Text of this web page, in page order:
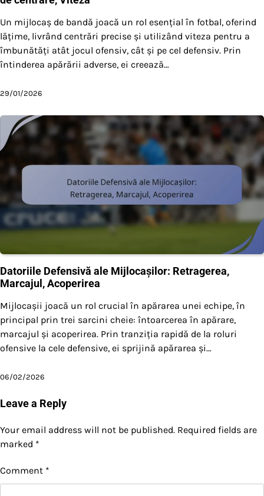
Un mijlocaș de bandă joacă un rol esențial în fotbal, oferind
lățime, livrând centrări precise și utilizând viteza pentru a
îmbunătăți atât jocul ofensiv, cât și pe cel defensiv. Prin
întinderea apărării adverse, ei creează…
29/01/2026
Datoriile Defensivă ale Mijlocașilor: Retragerea,
Marcajul, Acoperirea
Mijlocașii joacă un rol crucial în apărarea unei echipe, în
principal prin trei sarcini cheie: întoarcerea în apărare,
marcajul și acoperirea. Prin tranziția rapidă de la roluri
ofensive la cele defensive, ei sprijină apărarea și…
06/02/2026
Leave a Reply
Your email address will not be published. Required fields are
marked *
Comment *